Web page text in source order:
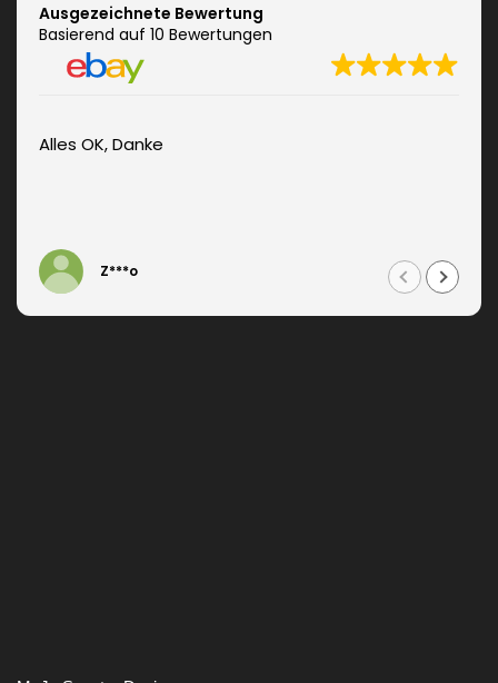
Ausgezeichnete Bewertung
Basierend auf 10 Bewertungen
Alles OK, Danke
Z***o